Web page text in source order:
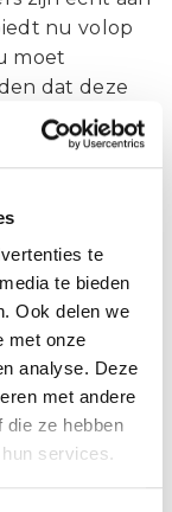
te
te bieden
Ook delen we
met onze
analyse. Deze
met andere
die ze hebben
services.
nu volop
moet
dat deze
vindt het
heeft
in
64.666
– nog steeds
kunnen
die zij niet
en in dit
kan
kandidaten